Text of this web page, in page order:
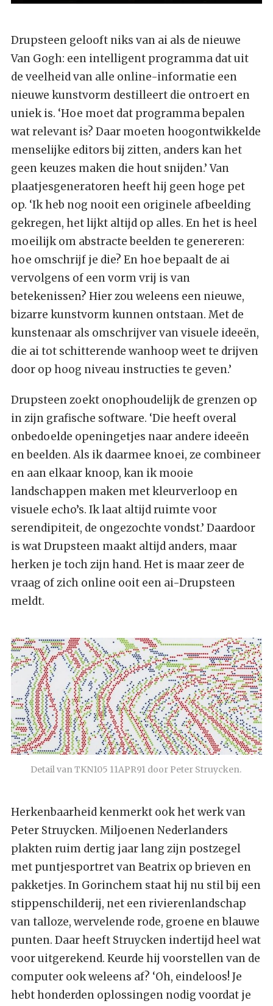
Drupsteen gelooft niks van ai als de nieuwe
Van Gogh: een intelligent programma dat uit
de veelheid van alle online-informatie een
nieuwe kunstvorm destilleert die ontroert en
uniek is. ‘Hoe moet dat programma bepalen
wat relevant is? Daar moeten hoogontwikkelde
menselijke editors bij zitten, anders kan het
geen keuzes maken die hout snijden.’ Van
plaatjesgeneratoren heeft hij geen hoge pet
op. ‘Ik heb nog nooit een originele afbeelding
gekregen, het lijkt altijd op alles. En het is heel
moeilijk om abstracte beelden te genereren:
hoe omschrijf je die? En hoe bepaalt de ai
vervolgens of een vorm vrij is van
betekenissen? Hier zou weleens een nieuwe,
bizarre kunstvorm kunnen ontstaan. Met de
kunstenaar als omschrijver van visuele ideeën,
die ai tot schitterende wanhoop weet te drijven
door op hoog niveau instructies te geven.’
Drupsteen zoekt onophoudelijk de grenzen op
in zijn grafische software. ‘Die heeft overal
onbedoelde openingetjes naar andere ideeën
en beelden. Als ik daarmee knoei, ze combineer
en aan elkaar knoop, kan ik mooie
landschappen maken met kleurverloop en
visuele echo’s. Ik laat altijd ruimte voor
serendipiteit, de ongezochte vondst.’ Daardoor
is wat Drupsteen maakt altijd anders, maar
herken je toch zijn hand. Het is maar zeer de
vraag of zich online ooit een ai-Drupsteen
meldt.
Detail van TKN105 11APR91 door Peter Struycken.
Herkenbaarheid kenmerkt ook het werk van
Peter Struycken. Miljoenen Nederlanders
plakten ruim dertig jaar lang zijn postzegel
met puntjesportret van Beatrix op brieven en
pakketjes. In Gorinchem staat hij nu stil bij een
stippenschilderij, net een rivierenlandschap
van talloze, wervelende rode, groene en blauwe
punten. Daar heeft Struycken indertijd heel wat
voor uitgerekend. Keurde hij voorstellen van de
computer ook weleens af? ‘Oh, eindeloos! Je
hebt honderden oplossingen nodig voordat je